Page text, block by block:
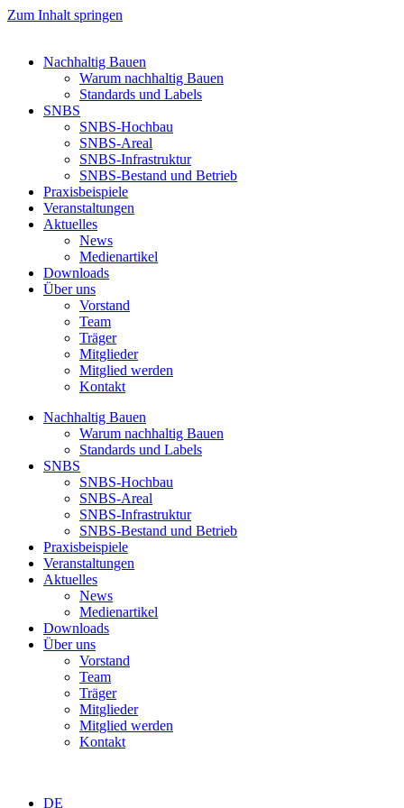
Zum Inhalt springen
Nachhaltig Bauen
Warum nachhaltig Bauen
Standards und Labels
SNBS
SNBS-Hochbau
SNBS-Areal
SNBS-Infrastruktur
SNBS-Bestand und Betrieb
Praxisbeispiele
Veranstaltungen
Aktuelles
News
Medienartikel
Downloads
Über uns
Vorstand
Team
Träger
Mitglieder
Mitglied werden
Kontakt
Nachhaltig Bauen
Warum nachhaltig Bauen
Standards und Labels
SNBS
SNBS-Hochbau
SNBS-Areal
SNBS-Infrastruktur
SNBS-Bestand und Betrieb
Praxisbeispiele
Veranstaltungen
Aktuelles
News
Medienartikel
Downloads
Über uns
Vorstand
Team
Träger
Mitglieder
Mitglied werden
Kontakt
DE